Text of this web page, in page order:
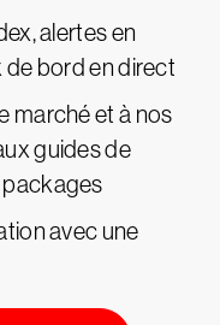
alertes en
bord en direct
marché et à nos
guides de
avec une